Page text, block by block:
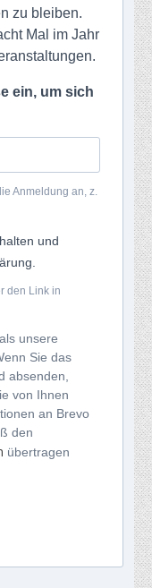
zu bleiben.
Mal im Jahr
ein, um sich
Anmeldung an, z.
und
den Link in
unsere
Sie das
absenden,
von Ihnen
an Brevo
den
übertragen